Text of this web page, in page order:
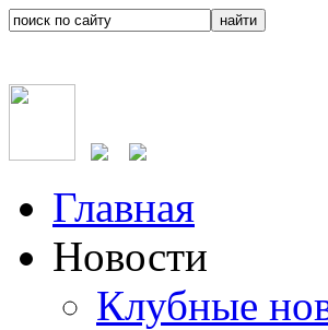
Главная
Новости
Клубные